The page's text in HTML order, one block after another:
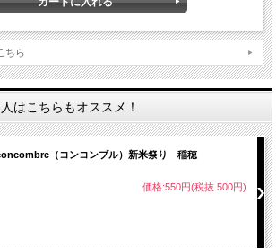
ちら
はこちらもオススメ！
（コンコンブル）新米祭り 稲穂
価格:550円(税抜 500円)